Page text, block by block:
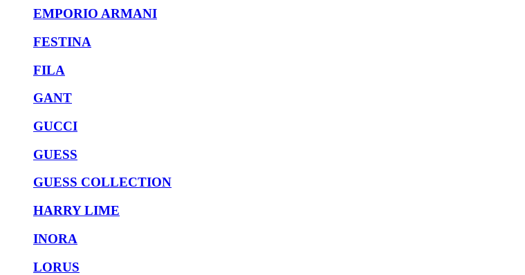
EMPORIO ARMANI
FESTINA
FILA
GANT
GUCCI
GUESS
GUESS COLLECTION
HARRY LIME
INORA
LORUS